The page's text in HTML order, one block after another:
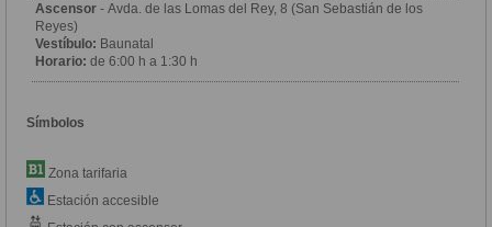
Ascensor - Avda. de las Lomas del Rey, 8 (San Sebastián de los
Reyes)
Vestíbulo: Baunatal
Horario: de 6:00 h a 1:30 h
Símbolos
Zona tarifaria
Estación accesible